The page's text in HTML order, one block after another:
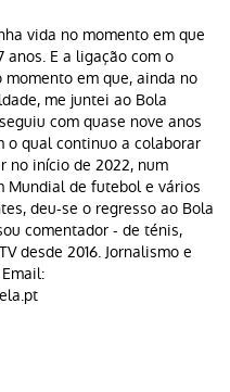
vida no momento em que
anos. E a ligação com o
em que, ainda no
me juntei ao Bola
com quase nove anos
o qual continuo a colaborar
no início de 2022, num
Mundial de futebol e vários
deu-se o regresso ao Bola
comentador - de ténis,
desde 2016. Jornalismo e